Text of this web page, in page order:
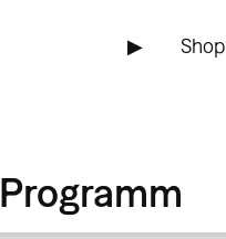
▶ Shop
Programm